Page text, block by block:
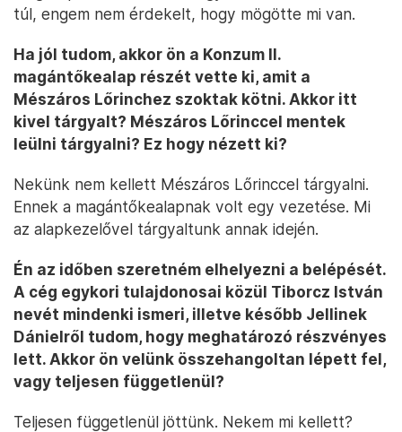
túl, engem nem érdekelt, hogy mögötte mi van.
Ha jól tudom, akkor ön a Konzum II.
magántőkealap részét vette ki, amit a
Mészáros Lőrinchez szoktak kötni. Akkor itt
kivel tárgyalt? Mészáros Lőrinccel mentek
leülni tárgyalni? Ez hogy nézett ki?
Nekünk nem kellett Mészáros Lőrinccel tárgyalni.
Ennek a magántőkealapnak volt egy vezetése. Mi
az alapkezelővel tárgyaltunk annak idején.
Én az időben szeretném elhelyezni a belépését.
A cég egykori tulajdonosai közül Tiborcz István
nevét mindenki ismeri, illetve később Jellinek
Dánielről tudom, hogy meghatározó részvényes
lett. Akkor ön velünk összehangoltan lépett fel,
vagy teljesen függetlenül?
Teljesen függetlenül jöttünk. Nekem mi kellett?